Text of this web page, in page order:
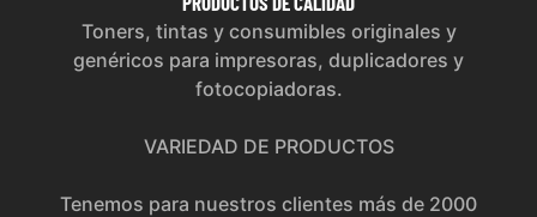
Toners, tintas y consumibles originales y
genéricos para impresoras, duplicadores y
fotocopiadoras.
VARIEDAD DE PRODUCTOS
Tenemos para nuestros clientes más de 2000